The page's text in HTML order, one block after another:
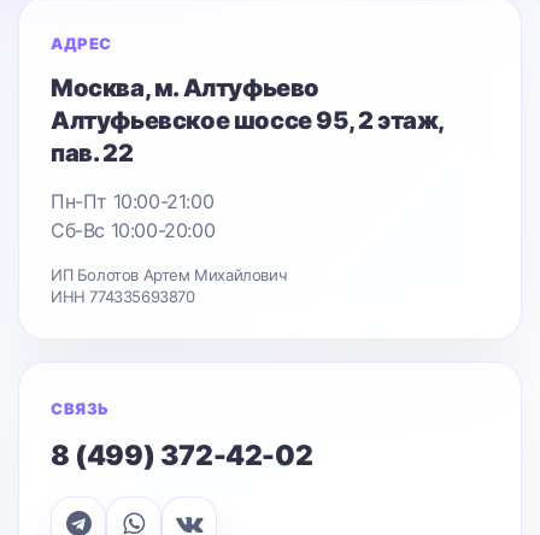
АДРЕС
Москва, м. Алтуфьево
Алтуфьевское шоссе 95, 2 этаж,
пав. 22
Пн-Пт 10:00-21:00
Сб-Вс 10:00-20:00
ИП Болотов Артем Михайлович
ИНН 774335693870
СВЯЗЬ
8 (499) 372-42-02